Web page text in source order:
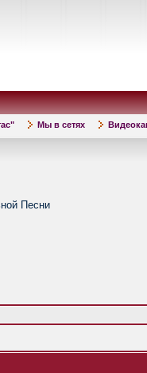
Мы в сетях
Песни